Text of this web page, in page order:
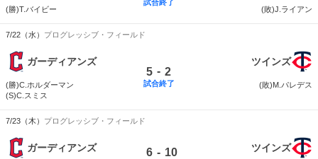
(勝)T.バイビー
試合終了
(敗)J.ライアン
7/22（水） プログレッシブ・フィールド
ガーディアンズ
(勝)C.ホルダーマン
(S)C.スミス
5 - 2
試合終了
ツインズ
(敗)M.パレデス
7/23（木） プログレッシブ・フィールド
ガーディアンズ 6 - 10 ツインズ